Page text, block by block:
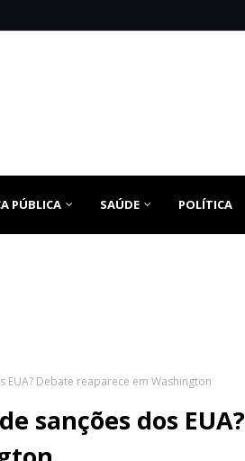
PÚBLICA SAÚDE POLÍTICA
EUA? Debate reaparece em Washington
sanções dos EUA?